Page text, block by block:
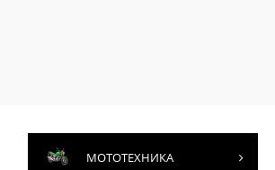
МОТОТЕХНИКА